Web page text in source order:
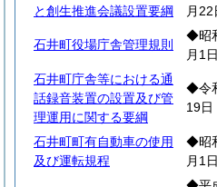
と創生推進会議設置要綱
月22
石井町役場庁舎管理規則
◆昭
月1日
石井町庁舎等における通
話録音装置の設置及び管
理運用に関する要綱
◆令
19日
石井町町有自動車の使用
及び運転規程
◆昭
月1日